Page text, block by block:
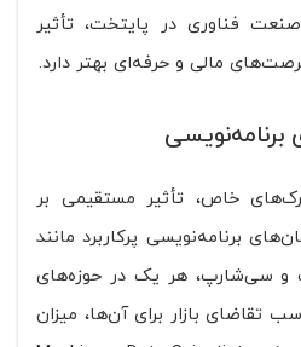
صنعت فناوری در پایتخت، تأثیر
مالی و حرفه‌ای بهتر دارد.
برنامه‌نویسی
خاص، تأثیر مستقیمی بر
برنامه‌نویسی پرکاربرد مانند
و سی‌شارپ، هر یک در حوزه‌های
تقاضای بازار برای آن‌ها، میزان